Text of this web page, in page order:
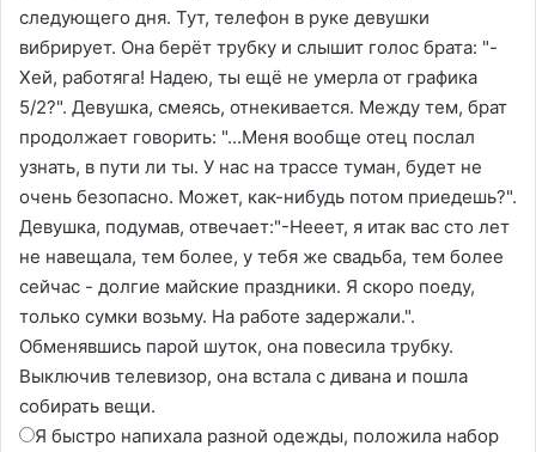
следующего дня. Тут, телефон в руке девушки
вибрирует. Она берёт трубку и слышит голос брата: "-
Хей, работяга! Надею, ты ещё не умерла от графика
5/2?". Девушка, смеясь, отнекивается. Между тем, брат
продолжает говорить: "...Меня вообще отец послал
узнать, в пути ли ты. У нас на трассе туман, будет не
очень безопасно. Может, как-нибудь потом приедешь?".
Девушка, подумав, отвечает:"-Нееет, я итак вас сто лет
не навещала, тем более, у тебя же свадьба, тем более
сейчас - долгие майские праздники. Я скоро поеду,
только сумки возьму. На работе задержали.".
Обменявшись парой шуток, она повесила трубку.
Выключив телевизор, она встала с дивана и пошла
собирать вещи.
Я быстро напихала разной одежды, положила набор